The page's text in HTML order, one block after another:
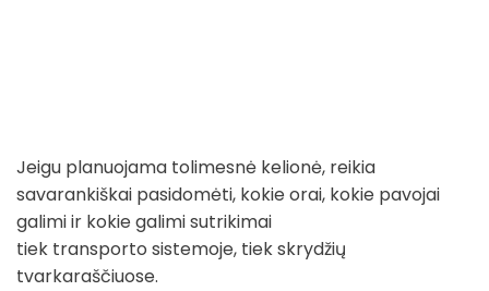
Jeigu planuojama tolimesnė kelionė, reikia
savarankiškai pasidomėti, kokie orai, kokie pavojai
galimi ir kokie galimi sutrikimai
tiek transporto sistemoje, tiek skrydžių
tvarkaraščiuose.